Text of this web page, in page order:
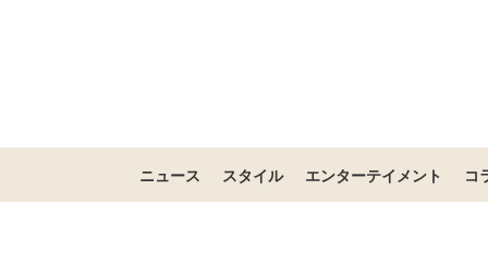
ニュース スタイル エンターテイメント コ